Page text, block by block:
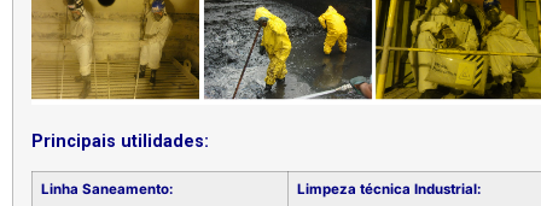
Principais utilidades:
Linha Saneamento: Limpeza técnica Industrial: